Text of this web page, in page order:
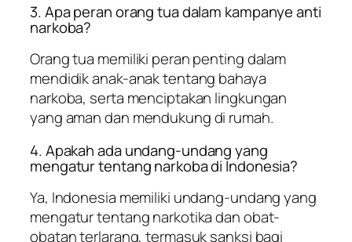
3. Apa peran orang tua dalam kampanye anti
narkoba?
Orang tua memiliki peran penting dalam
mendidik anak-anak tentang bahaya
narkoba, serta menciptakan lingkungan
yang aman dan mendukung di rumah.
4. Apakah ada undang-undang yang
mengatur tentang narkoba di Indonesia?
Ya, Indonesia memiliki undang-undang yang
mengatur tentang narkotika dan obat-
obatan terlarang, termasuk sanksi bagi